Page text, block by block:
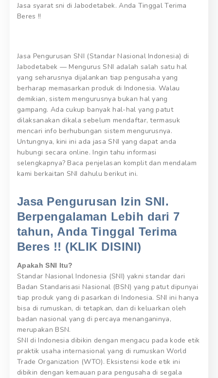
Jasa syarat sni di Jabodetabek. Anda Tinggal Terima
Beres !!
Jasa Pengurusan SNI (Standar Nasional Indonesia) di
Jabodetabek — Mengurus SNI adalah salah satu hal
yang seharusnya dijalankan tiap pengusaha yang
berharap memasarkan produk di Indonesia. Walau
demikian, sistem mengurusnya bukan hal yang
gampang. Ada cukup banyak hal-hal yang patut
dilaksanakan dikala sebelum mendaftar, termasuk
mencari info berhubungan sistem mengurusnya.
Untungnya, kini ini ada jasa SNI yang dapat anda
hubungi secara online. Ingin tahu informasi
selengkapnya? Baca penjelasan komplit dan mendalam
kami berkaitan SNI dahulu berikut ini.
Jasa Pengurusan Izin SNI.
Berpengalaman Lebih dari 7
tahun, Anda Tinggal Terima
Beres !! (KLIK DISINI)
Apakah SNI Itu?
Standar Nasional Indonesia (SNI) yakni standar dari
Badan Standarisasi Nasional (BSN) yang patut dipunyai
tiap produk yang di pasarkan di Indonesia. SNI ini hanya
bisa di rumuskan, di tetapkan, dan di keluarkan oleh
badan nasional yang di percaya menanganinya,
merupakan BSN.
SNI di Indonesia dibikin dengan mengacu pada kode etik
praktik usaha internasional yang di rumuskan World
Trade Organization (WTO). Eksistensi kode etik ini
dibikin dengan kemauan para pengusaha di segala